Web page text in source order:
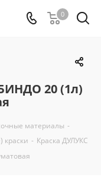
0
20 (1л)
материалы -
краски - Краска ДУЛУКС